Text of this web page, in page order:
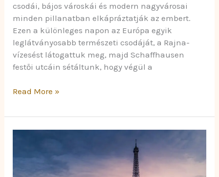
csodái, bájos városkái és modern nagyvárosai
minden pillanatban elkápráztatják az embert.
Ezen a különleges napon az Európa egyik
leglátványosabb természeti csodáját, a Rajna-
vízesést látogattuk meg, majd Schaffhausen
festői utcáin sétáltunk, hogy végül a
Read More »
Örök
Visszatérés